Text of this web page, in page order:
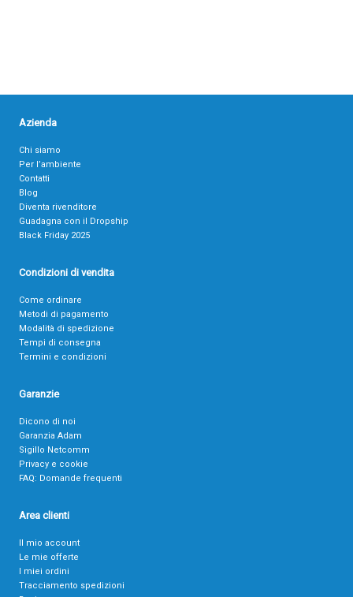
Azienda
Chi siamo
Per l’ambiente
Contatti
Blog
Diventa rivenditore
Guadagna con il Dropship
Black Friday 2025
Condizioni di vendita
Come ordinare
Metodi di pagamento
Modalità di spedizione
Tempi di consegna
Termini e condizioni
Garanzie
Dicono di noi
Garanzia Adam
Sigillo Netcomm
Privacy e cookie
FAQ: Domande frequenti
Area clienti
Il mio account
Le mie offerte
I miei ordini
Tracciamento spedizioni